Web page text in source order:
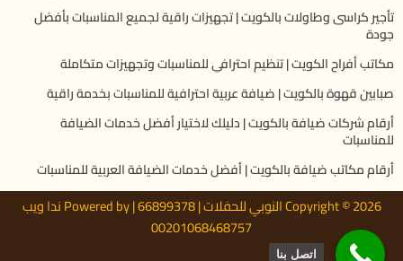
تأجير كراسى وطاولات بالكويت | تجهيزات راقية لجميع المناسبات بأفضل
جودة
مكاتب أفراح الكويت | تنظيم احترافي للمناسبات وتجهيزات متكاملة
صبابين قهوة بالكويت | ضيافة عربية احترافية للمناسبات بخدمة راقية
أرقام شركات ضيافة بالكويت | دليلك لاختيار أفضل خدمات الضيافة
للمناسبات
أرقام مكاتب ضيافة بالكويت | أفضل خدمات الضيافة العربية للمناسبات
Copyright © 2026 النوبي للحفلات | 66899378 | Powered by ندا ويب
00201068468757
اتصل بنا